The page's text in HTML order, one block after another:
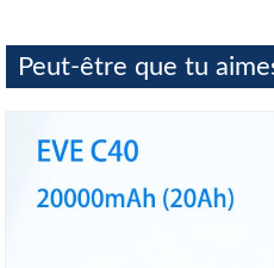
Peut-être que tu